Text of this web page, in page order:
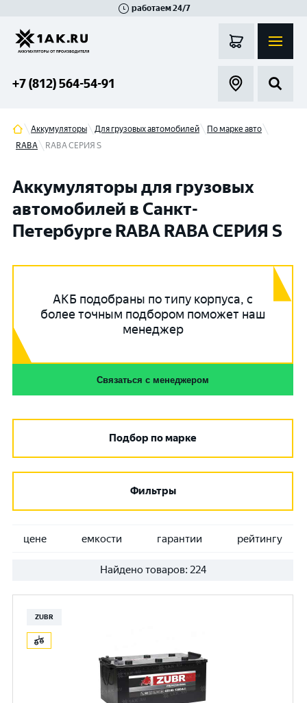
работаем 24/7
+7 (812) 564-54-91
Аккумуляторы Для грузовых автомобилей
По марке авто
RABA
RABA СЕРИЯ S
Аккумуляторы для грузовых
автомобилей в Санкт-
Петербурге RABA RABA СЕРИЯ S
АКБ подобраны по типу корпуса, с
более точным подбором поможет наш
менеджер
Связаться с менеджером
Подбор по марке
Фильтры
цене емкости гарантии рейтингу
Найдено товаров: 224
ZUBR
Гатчина